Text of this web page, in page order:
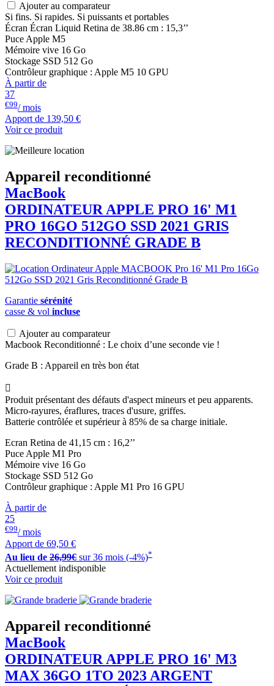
Ajouter au comparateur
Si fins. Si rapides. Si puissants et portables
Écran Écran Liquid Retina de 38.86 cm : 15,3’’
Puce Apple M5
Mémoire vive 16 Go
Stockage SSD 512 Go
Contrôleur graphique : Apple M5 10 GPU
À partir de
37
€99/ mois
Apport de 139,50 €
Voir ce produit
Appareil reconditionné
MacBook
ORDINATEUR APPLE PRO 16' M1
PRO 16GO 512GO SSD 2021 GRIS
RECONDITIONNÉ GRADE B
Garantie sérénité
casse & vol incluse
Ajouter au comparateur
Macbook Reconditionné : Le choix d’une seconde vie !
Grade B : Appareil en très bon état

Produit présentant des défauts d'aspect mineurs et peu apparents.
Micro-rayures, éraflures, traces d'usure, griffes.
Batterie contrôlée et supérieur à 85% de sa charge initiale.
Ecran Retina de 41,15 cm : 16,2’’
Puce Apple M1 Pro
Mémoire vive 16 Go
Stockage SSD 512 Go
Contrôleur graphique : Apple M1 Pro 16 GPU
À partir de
25
€99/ mois
Apport de 69,50 €
Au lieu de 26,99€ sur 36 mois (-4%)*
Actuellement indisponible
Voir ce produit
Appareil reconditionné
MacBook
ORDINATEUR APPLE PRO 16' M3
MAX 36GO 1TO 2023 ARGENT